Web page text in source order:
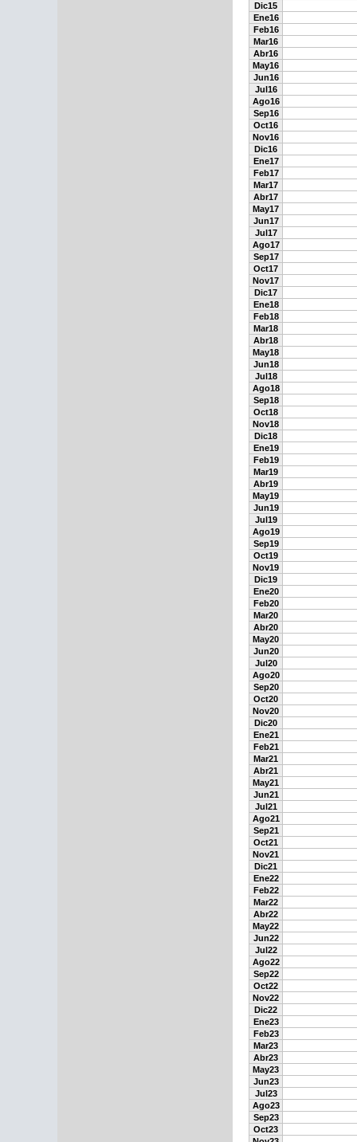
Dic15
Ene16
Feb16
Mar16
Abr16
May16
Jun16
Jul16
Ago16
Sep16
Oct16
Nov16
Dic16
Ene17
Feb17
Mar17
Abr17
May17
Jun17
Jul17
Ago17
Sep17
Oct17
Nov17
Dic17
Ene18
Feb18
Mar18
Abr18
May18
Jun18
Jul18
Ago18
Sep18
Oct18
Nov18
Dic18
Ene19
Feb19
Mar19
Abr19
May19
Jun19
Jul19
Ago19
Sep19
Oct19
Nov19
Dic19
Ene20
Feb20
Mar20
Abr20
May20
Jun20
Jul20
Ago20
Sep20
Oct20
Nov20
Dic20
Ene21
Feb21
Mar21
Abr21
May21
Jun21
Jul21
Ago21
Sep21
Oct21
Nov21
Dic21
Ene22
Feb22
Mar22
Abr22
May22
Jun22
Jul22
Ago22
Sep22
Oct22
Nov22
Dic22
Ene23
Feb23
Mar23
Abr23
May23
Jun23
Jul23
Ago23
Sep23
Oct23